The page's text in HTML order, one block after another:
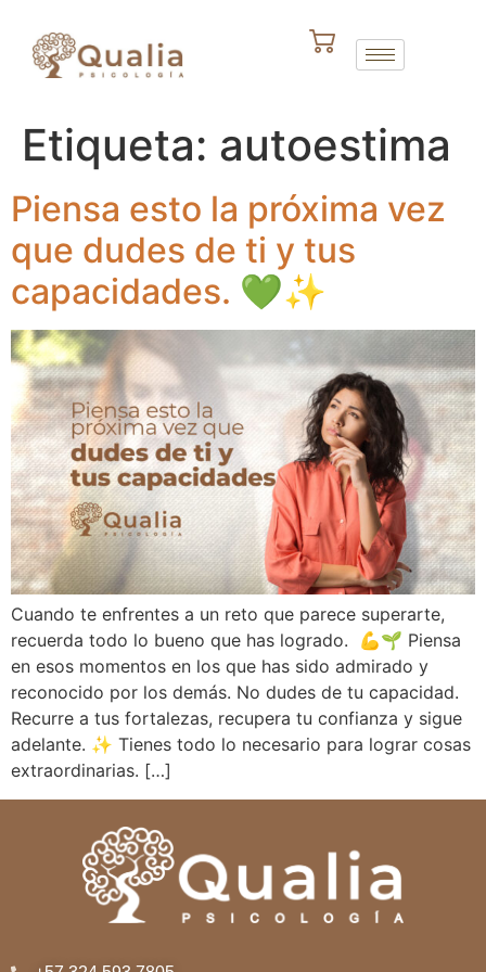
Etiqueta: autoestima
Piensa esto la próxima vez
que dudes de ti y tus
capacidades. 💚✨
Cuando te enfrentes a un reto que parece superarte,
recuerda todo lo bueno que has logrado. 💪🌱 Piensa
en esos momentos en los que has sido admirado y
reconocido por los demás. No dudes de tu capacidad.
Recurre a tus fortalezas, recupera tu confianza y sigue
adelante. ✨ Tienes todo lo necesario para lograr cosas
extraordinarias. […]